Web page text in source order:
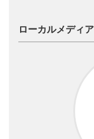
ローカルメディ